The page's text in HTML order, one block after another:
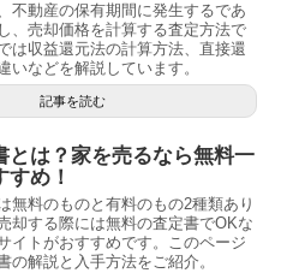
不動産の保有期間に発生するであ
、売却価格を計算する査定方法で
は収益還元法の計算方法、直接還
いなどを解説しています。
記事を読む
とは？家を売るなら無料一
め！
無料のものと有料のもの2種類あり
却する際には無料の査定書でOKな
イトがおすすめです。このページ
の解説と入手方法をご紹介。